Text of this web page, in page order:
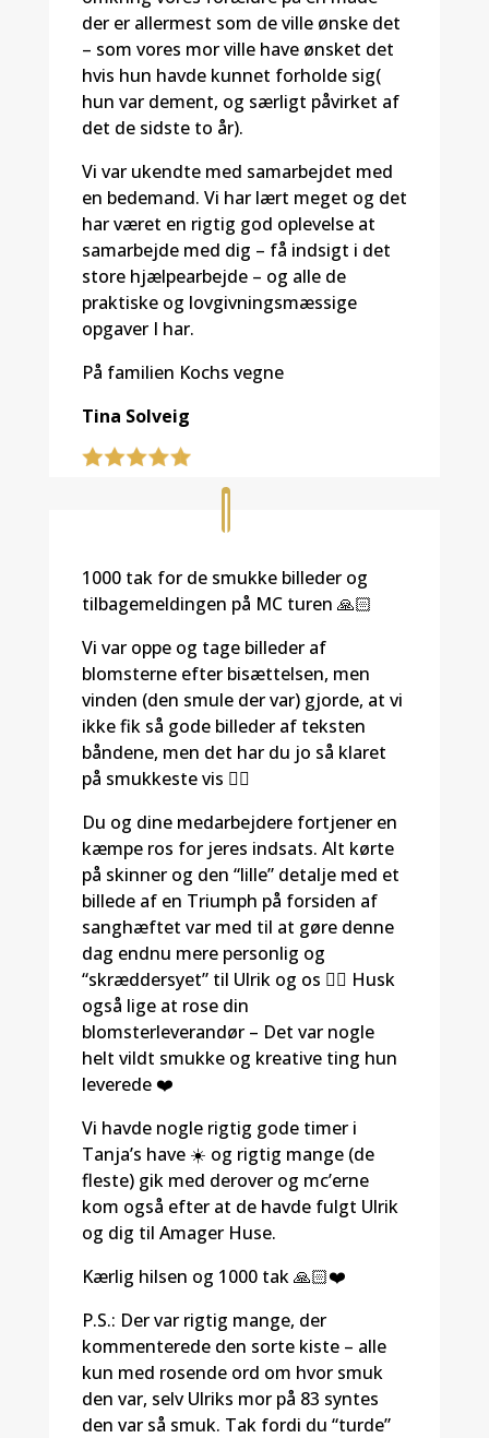
der er allermest som de ville ønske det
– som vores mor ville have ønsket det
hvis hun havde kunnet forholde sig(
hun var dement, og særligt påvirket af
det de sidste to år).
Vi var ukendte med samarbejdet med
en bedemand. Vi har lært meget og det
har været en rigtig god oplevelse at
samarbejde med dig – få indsigt i det
store hjælpearbejde – og alle de
praktiske og lovgivningsmæssige
opgaver I har.
På familien Kochs vegne
Tina Solveig
1000 tak for de smukke billeder og
tilbagemeldingen på MC turen 🙏🏻
Vi var oppe og tage billeder af
blomsterne efter bisættelsen, men
vinden (den smule der var) gjorde, at vi
ikke fik så gode billeder af teksten
båndene, men det har du jo så klaret
på smukkeste vis 👍🏻
Du og dine medarbejdere fortjener en
kæmpe ros for jeres indsats. Alt kørte
på skinner og den “lille” detalje med et
billede af en Triumph på forsiden af
sanghæftet var med til at gøre denne
dag endnu mere personlig og
“skræddersyet” til Ulrik og os 👍🏻 Husk
også lige at rose din
blomsterleverandør – Det var nogle
helt vildt smukke og kreative ting hun
leverede ❤️
Vi havde nogle rigtig gode timer i
Tanja’s have ☀️ og rigtig mange (de
fleste) gik med derover og mc’erne
kom også efter at de havde fulgt Ulrik
og dig til Amager Huse.
Kærlig hilsen og 1000 tak 🙏🏻❤️
P.S.: Der var rigtig mange, der
kommenterede den sorte kiste – alle
kun med rosende ord om hvor smuk
den var, selv Ulriks mor på 83 syntes
den var så smuk. Tak fordi du “turde”